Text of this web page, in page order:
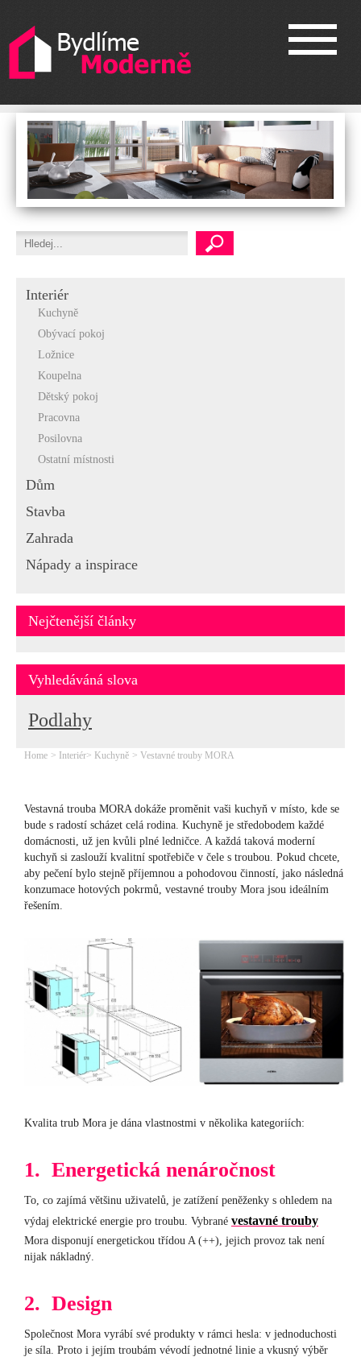
Interiér
Kuchyně
Obývací pokoj
Ložnice
Koupelna
Dětský pokoj
Pracovna
Posilovna
Ostatní místnosti
Dům
Stavba
Zahrada
Nápady a inspirace
Nejčtenější články
Vyhledáváná slova
Podlahy
Home Interiér Kuchyně Vestavné trouby MORA
Vestavná trouba MORA dokáže proměnit vaši kuchyň v místo, kde se
bude s radostí scházet celá rodina. Kuchyně je středobodem každé
domácnosti, už jen kvůli plné ledničce. A každá taková moderní
kuchyň si zaslouží kvalitní spotřebiče v čele s troubou. Pokud chcete,
aby pečení bylo stejně příjemnou a pohodovou činností, jako následná
konzumace hotových pokrmů, vestavné trouby Mora jsou ideálním
řešením.
Kvalita trub Mora je dána vlastnostmi v několika kategoriích:
1. Energetická nenáročnost
To, co zajímá většinu uživatelů, je zatížení peněženky s ohledem na
výdaj elektrické energie pro troubu. Vybrané vestavné trouby
Mora disponují energetickou třídou A (++), jejich provoz tak není
nijak nákladný.
2. Design
Společnost Mora vyrábí své produkty v rámci hesla: v jednoduchosti
je síla. Proto i jejím troubám vévodí jednotné linie a vkusný výběr